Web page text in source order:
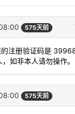
575天前
的注册验证码是
如非本人请勿操作。
575天前